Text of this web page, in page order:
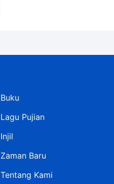
Buku
Lagu Pujian
Injil
Zaman Baru
Tentang Kami